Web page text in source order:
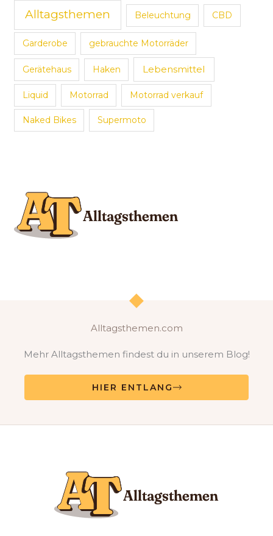
Alltagsthemen Beleuchtung CBD
Garderobe gebrauchte Motorräder
Gerätehaus Haken Lebensmittel
Liquid Motorrad Motorrad verkauf
Naked Bikes Supermoto
Alltagsthemen.com
Mehr Alltagsthemen findest du in unserem Blog!
HIER ENTLANG